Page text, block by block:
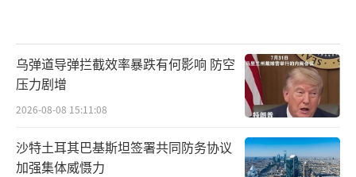
乌弹道导弹拦截效率暴跌有何影响 防空
压力剧增
2026-08-08 15:11:08
沙特土耳其巴基斯坦签署共同防务协议
加强集体威慑力